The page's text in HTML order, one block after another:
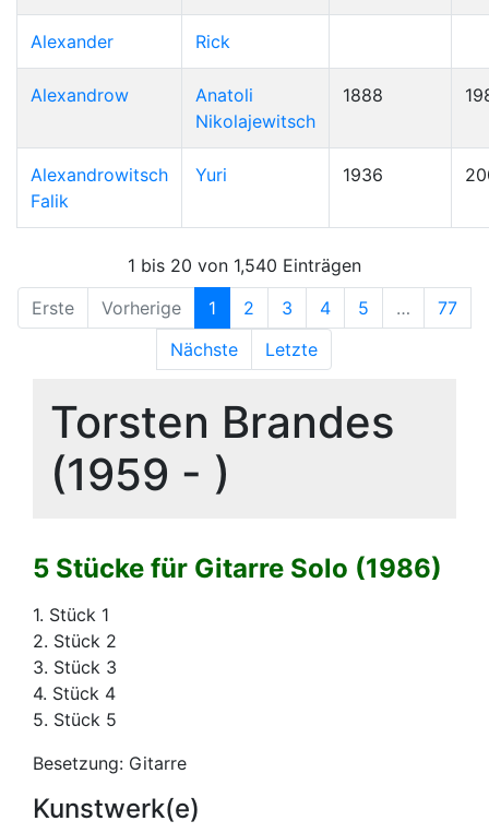
Alexander Rick
Alexandrow
Anatoli
Nikolajewitsch
1888
Alexandrowitsch
Falik
Yuri 1936
1 bis 20 von 1,540 Einträgen
Erste
Vorherige 1 2 3 4 5 …
77
Nächste
Letzte
Torsten Brandes
(1959 - )
5 Stücke für Gitarre Solo (1986)
1. Stück 1
2. Stück 2
3. Stück 3
4. Stück 4
5. Stück 5
Besetzung: Gitarre
Kunstwerk(e)